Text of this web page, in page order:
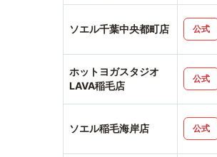
ソエル千葉中央都町店 公式
ホットヨガスタジオ
LAVA稲毛店
公式
ソエル稲毛海岸店 公式